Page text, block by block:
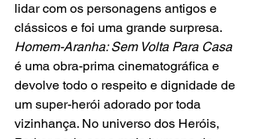
lidar com os personagens antigos e
clássicos e foi uma grande surpresa.
Homem-Aranha: Sem Volta Para Casa
é uma obra-prima cinematográfica e
devolve todo o respeito e dignidade de
um super-herói adorado por toda
vizinhança. No universo dos Heróis,